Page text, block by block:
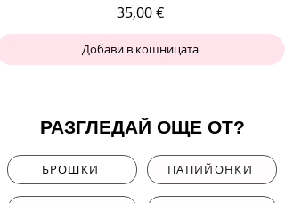
Цена
35,00 €
Добави в кошницата
РАЗГЛЕДАЙ ОЩЕ ОТ?
БРОШКИ ПАПИЙОНКИ